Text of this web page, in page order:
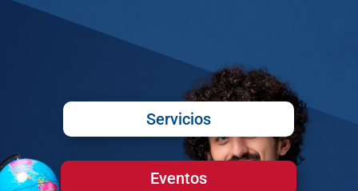
Servicios
Eventos